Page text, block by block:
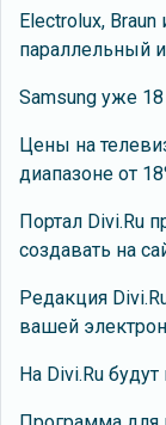
Electrolux,
параллельный
Samsung уже
Цены на
диапазоне от
Портал Divi.Ru
создавать на
Редакция
вашей
На Divi.Ru